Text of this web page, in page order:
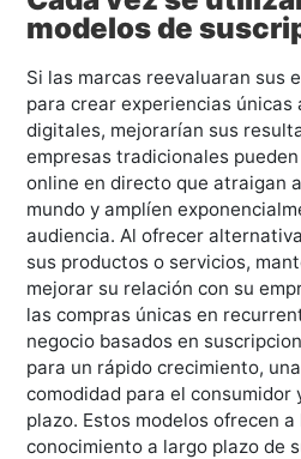
modelos de
Si las marcas reevaluaran sus
para crear experiencias únicas
digitales, mejorarían sus
empresas tradicionales
online en directo que atraigan
mundo y amplíen
audiencia. Al ofrecer
sus productos o servicios,
mejorar su relación con su
las compras únicas en
negocio basados en
para un rápido crecimiento,
comodidad para el consumidor
plazo. Estos modelos ofrecen
conocimiento a largo plazo de